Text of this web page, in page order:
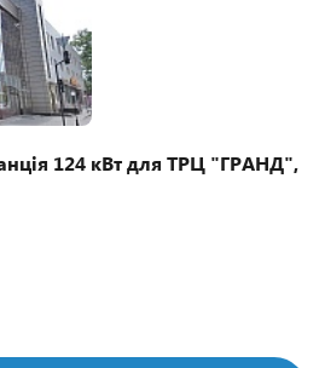
124 кВт для ТРЦ "ГРАНД",